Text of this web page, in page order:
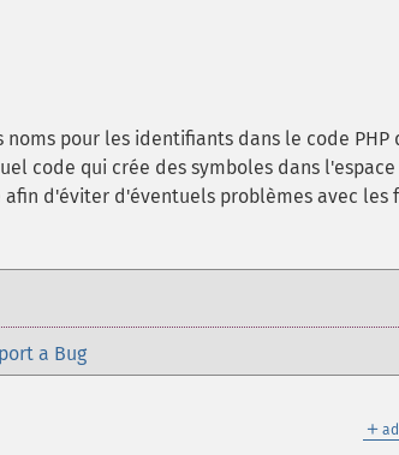
pour les identifiants dans le code PHP
code qui crée des symboles dans l'espace
d'éviter d'éventuels problèmes avec les
a Bug
＋